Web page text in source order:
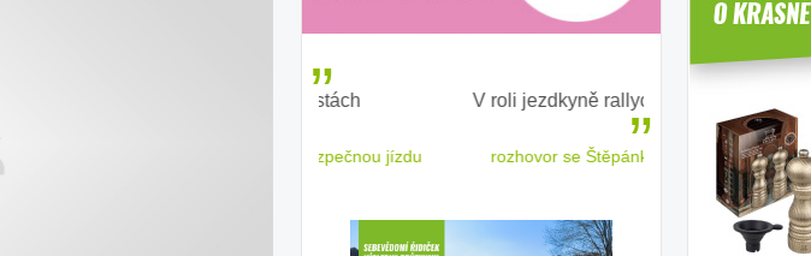
V roli jezdkyně rallycrossu
rozhovor se Štěpánkou Mottlovou
ženským